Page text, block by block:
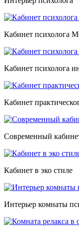
Кабинет психолога
Кабинет психолога
Кабинет
Современный
Кабинет в эко стиле
Интерьер комнаты